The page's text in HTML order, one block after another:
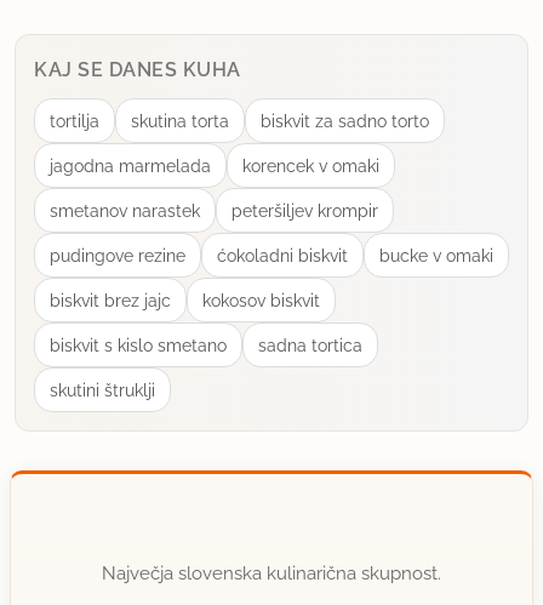
KAJ SE DANES KUHA
tortilja skutina torta biskvit za sadno torto
jagodna marmelada korencek v omaki
smetanov narastek peteršiljev krompir
pudingove rezine ćokoladni biskvit bucke v omaki
biskvit brez jajc kokosov biskvit
biskvit s kislo smetano sadna tortica
skutini štruklji
Največja slovenska kulinarična skupnost.